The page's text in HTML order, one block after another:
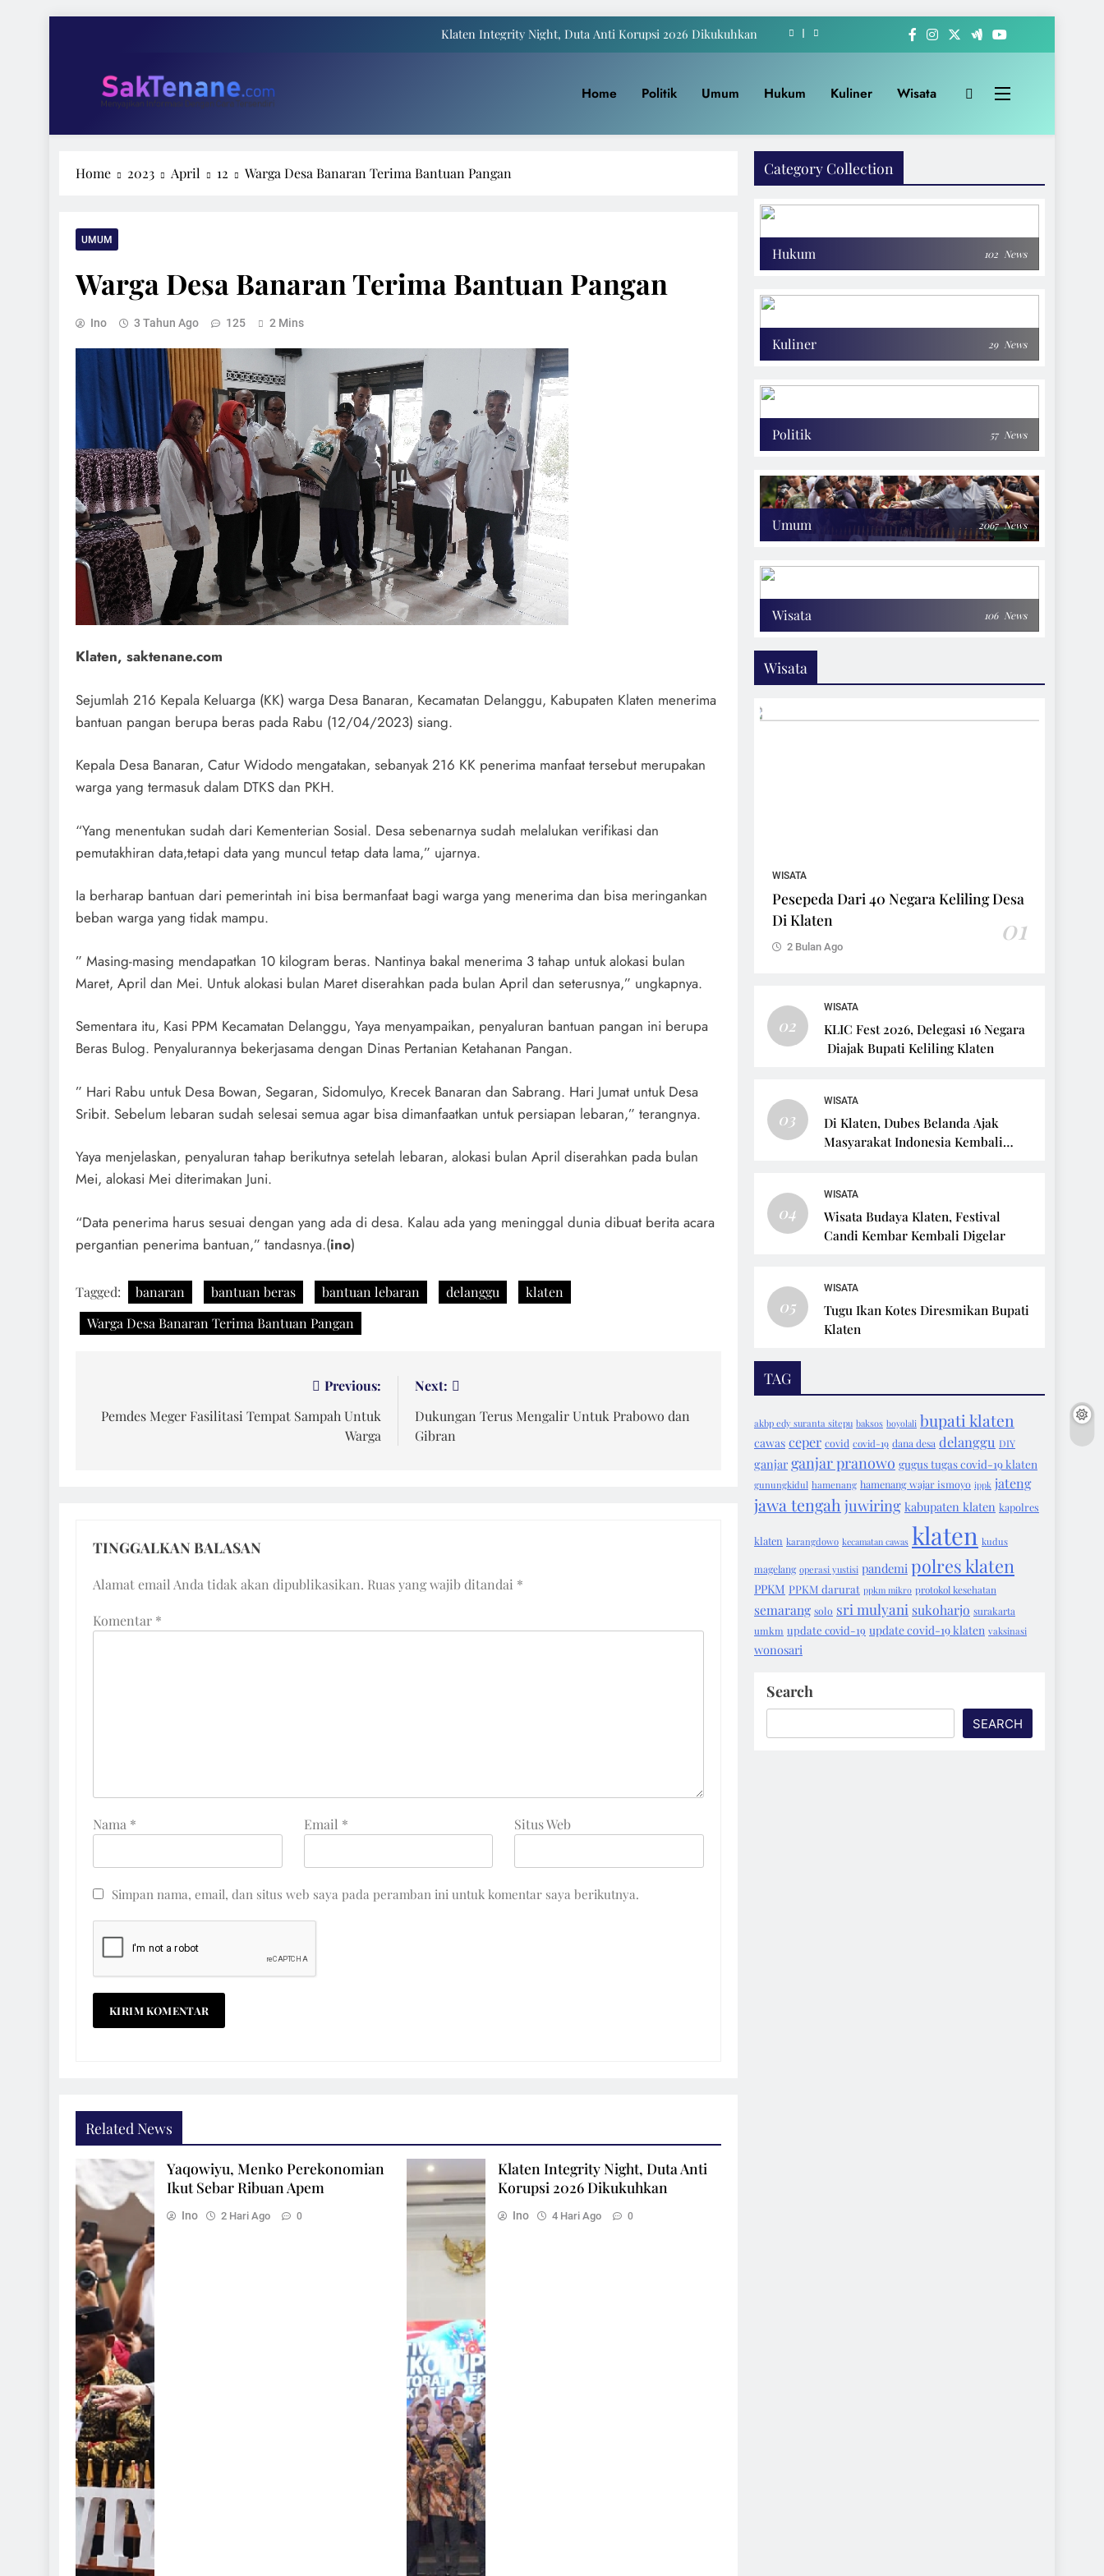
Klaten Integrity Night, Duta Anti Korupsi 2026 Dikukuhkan
Wakil Ketua Komite I DPD RI Muhdi: Pendidikan Harus Dinikmati Semua Masyarakat
Yaqowiyu, Menko Perekonomian Ikut Sebar Ribuan Apem
Klaten Integrity Night, Duta Anti Korupsi 2026 Dikukuhkan
SakTenane.com
Home Politik Umum Hukum Kuliner Wisata
Home 2023 April 12 Warga Desa Banaran Terima Bantuan Pangan
UMUM
Warga Desa Banaran Terima Bantuan Pangan
Ino 3 Tahun Ago 125 2 Mins
Klaten, saktenane.com
Sejumlah 216 Kepala Keluarga (KK) warga Desa Banaran, Kecamatan Delanggu, Kabupaten Klaten menerima
bantuan pangan berupa beras pada Rabu (12/04/2023) siang.
Kepala Desa Banaran, Catur Widodo mengatakan, sebanyak 216 KK penerima manfaat tersebut merupakan
warga yang termasuk dalam DTKS dan PKH.
“Yang menentukan sudah dari Kementerian Sosial. Desa sebenarnya sudah melalukan verifikasi dan
pemutakhiran data,tetapi data yang muncul tetap data lama,” ujarnya.
Ia berharap bantuan dari pemerintah ini bisa bermanfaat bagi warga yang menerima dan bisa meringankan
beban warga yang tidak mampu.
” Masing-masing mendapatkan 10 kilogram beras. Nantinya bakal menerima 3 tahap untuk alokasi bulan
Maret, April dan Mei. Untuk alokasi bulan Maret diserahkan pada bulan April dan seterusnya,” ungkapnya.
Sementara itu, Kasi PPM Kecamatan Delanggu, Yaya menyampaikan, penyaluran bantuan pangan ini berupa
Beras Bulog. Penyalurannya bekerjasama dengan Dinas Pertanian Ketahanan Pangan.
” Hari Rabu untuk Desa Bowan, Segaran, Sidomulyo, Krecek Banaran dan Sabrang. Hari Jumat untuk Desa
Sribit. Sebelum lebaran sudah selesai semua agar bisa dimanfaatkan untuk persiapan lebaran,” terangnya.
Yaya menjelaskan, penyaluran tahap berikutnya setelah lebaran, alokasi bulan April diserahkan pada bulan
Mei, alokasi Mei diterimakan Juni.
“Data penerima harus sesuai dengan yang ada di desa. Kalau ada yang meninggal dunia dibuat berita acara
pergantian penerima bantuan,” tandasnya.(ino)
Tagged: banaran bantuan beras bantuan lebaran delanggu
klaten
Warga Desa Banaran Terima Bantuan Pangan
pos
Previous:
Pemdes Meger Fasilitasi Tempat Sampah Untuk
Warga
Next:
Dukungan Terus Mengalir Untuk Prabowo dan
Gibran
TINGGALKAN BALASAN
Alamat email Anda tidak akan dipublikasikan. Ruas yang wajib ditandai *
Komentar *
Nama * Email * Situs Web
Simpan nama, email, dan situs web saya pada peramban ini untuk komentar saya berikutnya.
Related News
Yaqowiyu, Menko Perekonomian
Ikut Sebar Ribuan Apem
Ino 2 Hari Ago 0
Klaten Integrity Night, Duta Anti
Korupsi 2026 Dikukuhkan
Ino 4 Hari Ago 0
Category Collection
Hukum 102 News
Kuliner 29 News
Politik 57 News
Umum 2067 News
Wisata 106 News
Wisata
WISATA
Pesepeda Dari 40 Negara Keliling Desa
Di Klaten
01
2 Bulan Ago
02
WISATA
KLIC Fest 2026, Delegasi 16 Negara
Diajak Bupati Keliling Klaten
03
WISATA
Di Klaten, Dubes Belanda Ajak
Masyarakat Indonesia Kembali
04
WISATA
Wisata Budaya Klaten, Festival
Candi Kembar Kembali Digelar
05
WISATA
Tugu Ikan Kotes Diresmikan Bupati
Klaten
TAG
akbp edy suranta sitepu baksos boyolali bupati klaten
cawas ceper covid covid-19 dana desa delanggu DIY
ganjar ganjar pranowo gugus tugas covid-19 klaten
gunungkidul hamenang hamenang wajar ismoyo ippk jateng
jawa tengah juwiring kabupaten klaten kapolres
klaten karangdowo kecamatan cawas klaten kudus
magelang operasi yustisi pandemi polres klaten
PPKM PPKM darurat ppkm mikro protokol kesehatan
semarang solo sri mulyani sukoharjo surakarta
umkm update covid-19 update covid-19 klaten vaksinasi
wonosari
Search
SEARCH